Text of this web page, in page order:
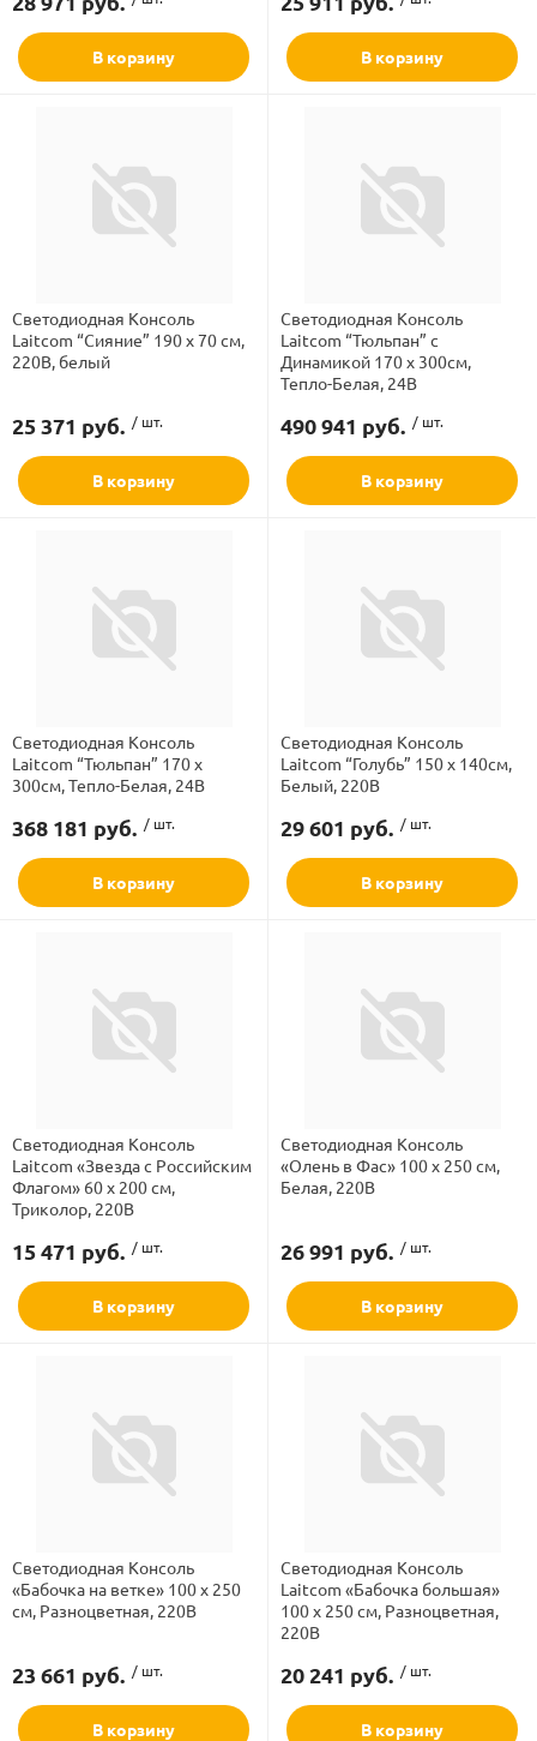
В корзину В корзину
Светодиодная Консоль
Laitcom “Сияние” 190 x 70 см,
220В, белый
25 371 руб. / шт.
В корзину
Светодиодная Консоль
Laitcom “Тюльпан” с
Динамикой 170 х 300см,
Тепло-Белая, 24В
490 941 руб. / шт.
В корзину
Светодиодная Консоль
Laitcom “Тюльпан” 170 х
300см, Тепло-Белая, 24В
368 181 руб. / шт.
В корзину
Светодиодная Консоль
Laitcom “Голубь” 150 х 140см,
Белый, 220В
29 601 руб. / шт.
В корзину
Светодиодная Консоль
Laitcom «Звезда с Российским
Флагом» 60 х 200 см,
Триколор, 220В
15 471 руб. / шт.
В корзину
Светодиодная Консоль
«Олень в Фас» 100 х 250 см,
Белая, 220В
26 991 руб. / шт.
В корзину
Светодиодная Консоль
«Бабочка на ветке» 100 х 250
см, Разноцветная, 220В
23 661 руб. / шт.
В корзину
Светодиодная Консоль
Laitcom «Бабочка большая»
100 х 250 см, Разноцветная,
220В
20 241 руб. / шт.
В корзину